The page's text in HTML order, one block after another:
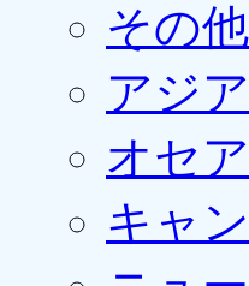
その他
アジ
オセ
キャ